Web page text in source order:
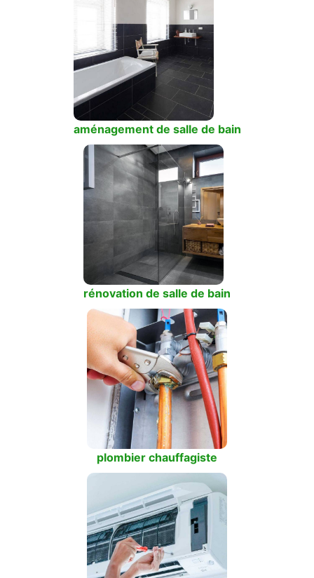
aménagement de salle de bain
rénovation de salle de bain
plombier chauffagiste